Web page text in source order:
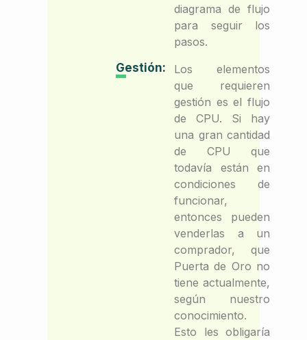
diagrama de flujo
para seguir los
pasos.
Gestión:
Los elementos
que requieren
gestión es el flujo
de CPU. Si hay
una gran cantidad
de CPU que
todavía están en
condiciones de
funcionar,
entonces pueden
venderlas a un
comprador, que
Puerta de Oro no
tiene actualmente,
según nuestro
conocimiento.
Esto les obligaría